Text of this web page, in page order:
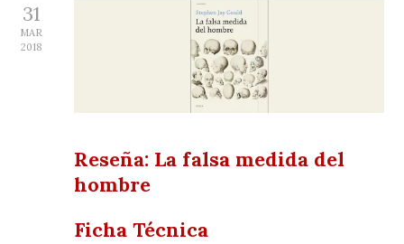
31
MAR
2018
Reseña: La falsa medida del
hombre
Ficha Técnica